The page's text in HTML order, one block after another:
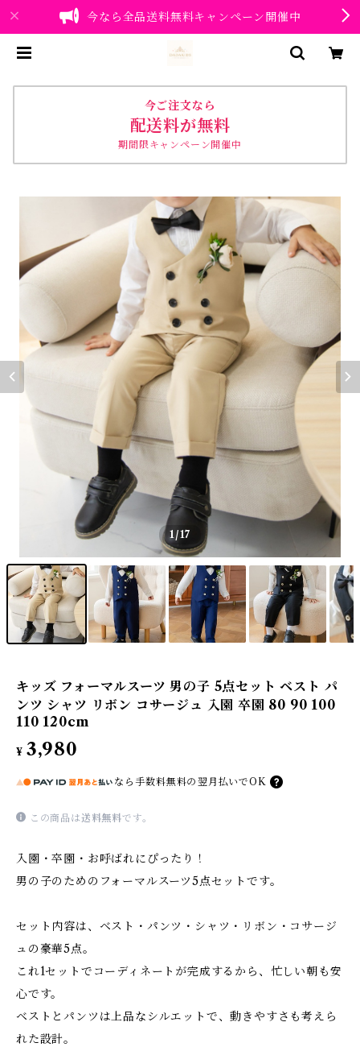
今なら全品送料無料キャンペーン開催中
今ご注文なら
配送料が無料
期間限キャンペーン開催中
1/17
キッズ フォーマルスーツ 男の子 5点セット ベスト パ
ンツ シャツ リボン コサージュ 入園 卒園 80 90 100
110 120cm
¥ 3,980
なら 手数料無料の 翌月払いでOK
この商品は送料無料です。
入園・卒園・お呼ばれにぴったり！
男の子のためのフォーマルスーツ5点セットです。
セット内容は、ベスト・パンツ・シャツ・リボン・コサージ
ュの豪華5点。
これ1セットでコーディネートが完成するから、忙しい朝も安
心です。
ベストとパンツは上品なシルエットで、動きやすさも考えら
れた設計。